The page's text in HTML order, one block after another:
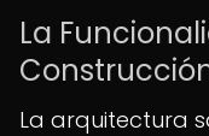
La
La arquitectura